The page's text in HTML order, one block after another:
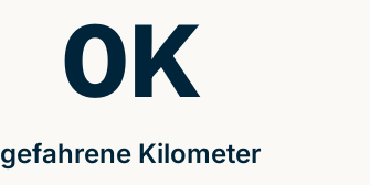
gefahrene Kilometer
0K